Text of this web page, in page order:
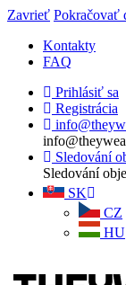
Zavrieť Pokračovať
Kontakty
FAQ
Prihlásiť sa
Registrácia
Sledování
Sledování
SK
CZ
HU